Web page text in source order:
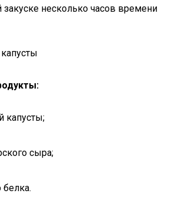
закуске несколько часов времени
капусты;
сыра;
белка.